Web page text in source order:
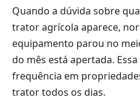
Quando a dúvida sobre
trator agrícola aparece,
equipamento parou no
do mês está apertada.
frequência em
trator todos os dias.